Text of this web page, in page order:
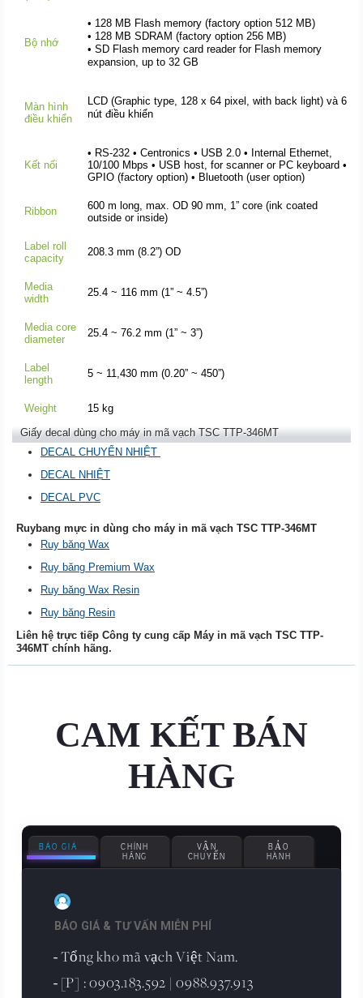
Bộ nhớ
• 128 MB Flash memory (factory option 512 MB)
• 128 MB SDRAM (factory option 256 MB)
• SD Flash memory card reader for Flash memory
expansion, up to 32 GB
Màn hình
điều khiển
LCD (Graphic type, 128 x 64 pixel, with back light) và 6
nút điều khiển
Kết nối
• RS-232 • Centronics • USB 2.0 • Internal Ethernet,
10/100 Mbps • USB host, for scanner or PC keyboard •
GPIO (factory option) • Bluetooth (user option)
Ribbon
600 m long, max. OD 90 mm, 1” core (ink coated
outside or inside)
Label roll
capacity
208.3 mm (8.2”) OD
Media
width
25.4 ~ 116 mm (1” ~ 4.5”)
Media core
diameter
25.4 ~ 76.2 mm (1” ~ 3”)
Label
length
5 ~ 11,430 mm (0.20” ~ 450”)
Weight
15 kg
Giấy decal dùng cho máy in mã vạch TSC TTP-346MT
DECAL CHUYỂN NHIỆT
DECAL NHIỆT
DECAL PVC
Ruybang mực in dùng cho máy in mã vạch TSC TTP-346MT
Ruy băng Wax
Ruy băng Premium Wax
Ruy băng Wax Resin
Ruy băng Resin
Liên hệ trực tiếp Công ty cung cấp Máy in mã vạch TSC TTP-
346MT chính hãng.
CAM KẾT BÁN
HÀNG
BÁO GIÁ
CHÍNH
HÃNG
VẬN
CHUYỂN
BẢO
HÀNH
BÁO GIÁ & TƯ VẤN MIỄN PHÍ
- Tổng kho mã vạch Việt Nam.
- [P] : 0903.183.592 | 0988.937.913